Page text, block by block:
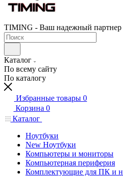
TIMING - Ваш надежный партнер
Каталог
По всему сайту
По каталогу
Избранные товары 0
Корзина 0
Каталог
Ноутбуки
New Ноутбуки
Компьютеры и мониторы
Компьютерная периферия
Комплектующие для ПК и